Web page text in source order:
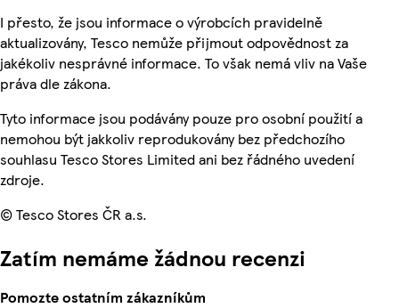
I přesto, že jsou informace o výrobcích pravidelně
aktualizovány, Tesco nemůže přijmout odpovědnost za
jakékoliv nesprávné informace. To však nemá vliv na Vaše
práva dle zákona.
Tyto informace jsou podávány pouze pro osobní použití a
nemohou být jakkoliv reprodukovány bez předchozího
souhlasu Tesco Stores Limited ani bez řádného uvedení
zdroje.
© Tesco Stores ČR a.s.
Zatím nemáme žádnou recenzi
Pomozte ostatním zákazníkům